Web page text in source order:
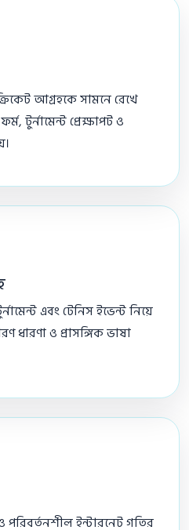
আগ্রহকে সামনে রেখে
টুর্নামেন্ট প্রেক্ষাপট ও
এবং টেনিস ইভেন্ট নিয়ে
ধারণা ও প্রাসঙ্গিক ভাষা
ইন্টারনেট গতির